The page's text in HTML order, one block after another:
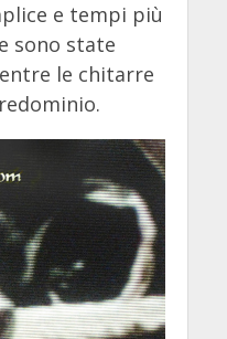
e tempi più
sono state
le chitarre